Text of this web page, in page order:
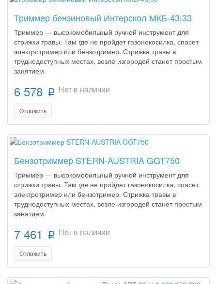
Триммер бензиновый Интерскол МКБ-43|33
Триммер — высокомобильный ручной инструмент для
стрижки травы. Там где не пройдет газонокосилка, спасет
электротример или бензотример. Стрижка травы в
труднодоступных местах, возле изгородей станет простым
занятием.
6 578 p Нет в наличии
Отложить
Бензотриммер STERN-AUSTRIA GGT750
Триммер — высокомобильный ручной инструмент для
стрижки травы. Там где не пройдет газонокосилка, спасет
электротример или бензотример. Стрижка травы в
труднодоступных местах, возле изгородей станет простым
занятием.
7 461 p Нет в наличии
Отложить